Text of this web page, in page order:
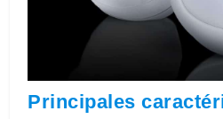
Principales